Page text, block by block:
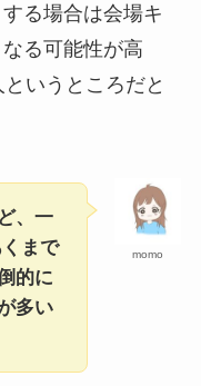
る場合は会場キ
る可能性が高
いうところだと
momo
、一
まで
的に
多い